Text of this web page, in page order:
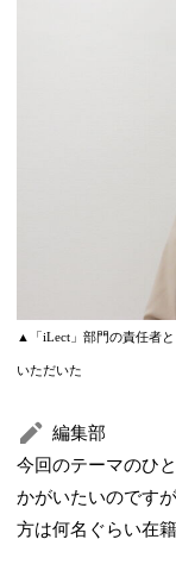
▲「iLect」部門の責任者
いただいた
編集部
今回のテーマのひ
かがいたいのです
方は何名ぐらい在